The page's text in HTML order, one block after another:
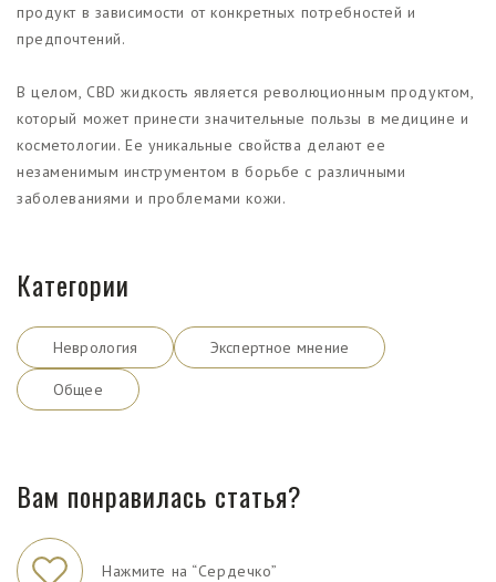
продукт в зависимости от конкретных потребностей и
предпочтений.
В целом, CBD жидкость является революционным продуктом,
который может принести значительные пользы в медицине и
косметологии. Ее уникальные свойства делают ее
незаменимым инструментом в борьбе с различными
заболеваниями и проблемами кожи.
Категории
Неврология Экспертное мнение
Общее
Вам понравилась статья?
Нажмите на “Сердечко”